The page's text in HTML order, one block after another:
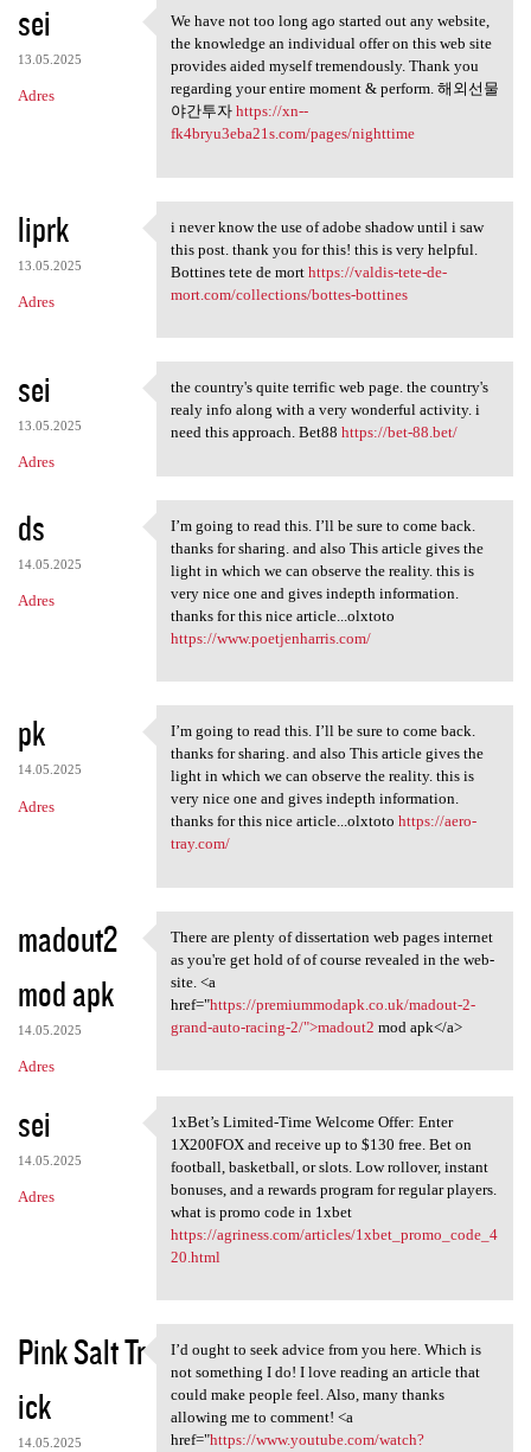
sei
13.05.2025
Adres
We have not too long ago
We have not too long ago started out any website,
the knowledge an individual offer on this web site
provides aided myself tremendously. Thank you
regarding your entire moment & perform. 해외선물
야간투자 https://xn--
fk4bryu3eba21s.com/pages/nighttime
liprk
13.05.2025
Adres
i never know the use of adobe
i never know the use of adobe shadow until i saw
this post. thank you for this! this is very helpful.
Bottines tete de mort https://valdis-tete-de-
mort.com/collections/bottes-bottines
sei
13.05.2025
Adres
the country's quite terrific
the country's quite terrific web page. the country's
realy info along with a very wonderful activity. i
need this approach. Bet88 https://bet-88.bet/
ds
14.05.2025
Adres
I’m going to read this. I’ll
I’m going to read this. I’ll be sure to come back.
thanks for sharing. and also This article gives the
light in which we can observe the reality. this is
very nice one and gives indepth information.
thanks for this nice article...olxtoto
https://www.poetjenharris.com/
pk
14.05.2025
Adres
I’m going to read this. I’ll
I’m going to read this. I’ll be sure to come back.
thanks for sharing. and also This article gives the
light in which we can observe the reality. this is
very nice one and gives indepth information.
thanks for this nice article...olxtoto https://aero-
tray.com/
madout2
mod apk
14.05.2025
Adres
There are plenty of
There are plenty of dissertation web pages internet
as you're get hold of of course revealed in the web-
site. <a
href="https://premiummodapk.co.uk/madout-2-
grand-auto-racing-2/">madout2 mod apk</a>
sei
14.05.2025
Adres
1xBet’s Limited-Time Welcome
1xBet’s Limited-Time Welcome Offer: Enter
1X200FOX and receive up to $130 free. Bet on
football, basketball, or slots. Low rollover, instant
bonuses, and a rewards program for regular players.
what is promo code in 1xbet
https://agriness.com/articles/1xbet_promo_code_4
20.html
Pink Salt Tr
ick
14.05.2025
I’d ought to seek advice from
I’d ought to seek advice from you here. Which is
not something I do! I love reading an article that
could make people feel. Also, many thanks
allowing me to comment! <a
href="https://www.youtube.com/watch?